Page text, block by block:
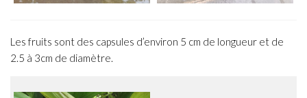
Les fruits sont des capsules d’environ 5 cm de longueur et de
2.5 à 3cm de diamètre.